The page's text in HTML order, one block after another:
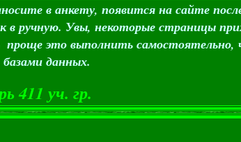
в анкету, появится на сайте
в ручную. Увы, некоторые страницы
проще это выполнить самостоятельно,
базами данных.
411 уч. гр.